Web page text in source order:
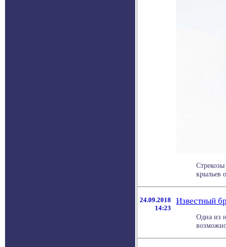
крыльев
24.09.2018
14:23
Известный
Одна из